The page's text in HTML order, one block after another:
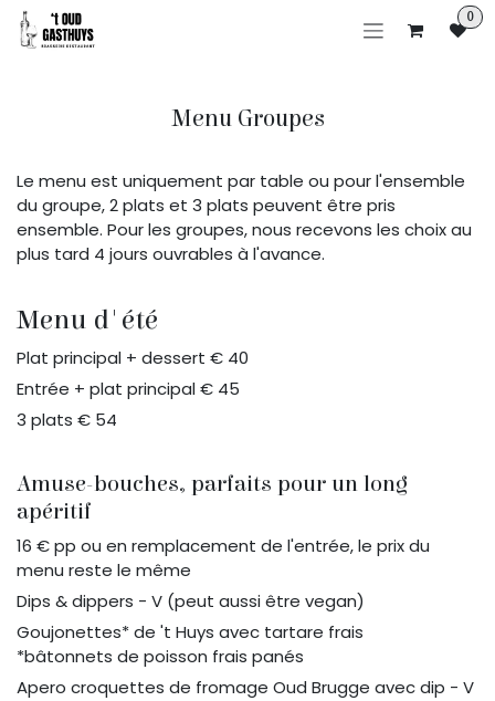
Se rendre au contenu 0
Menu Groupes
Le menu est uniquement par table ou pour l'ensemble
du groupe, 2 plats et 3 plats peuvent être pris
ensemble. Pour les groupes, nous recevons les choix au
plus tard 4 jours ouvrables à l'avance.
Menu d'été
Plat principal + dessert € 40
Entrée + plat principal € 45
3 plats € 54
Amuse-bouches, parfaits pour un long
apéritif
16 € pp ou en remplacement de l'entrée, le prix du
menu reste le même
Dips & dippers - V (peut aussi être vegan)
Goujonettes* de 't Huys avec tartare frais
*bâtonnets de poisson frais panés
Apero croquettes de fromage Oud Brugge avec dip - V